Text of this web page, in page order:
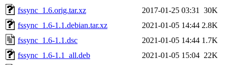
fssync_1.6.orig.tar.xz
2017-01-25 03:31
30K
fssync_1.6-1.1.debian.tar.xz
2021-01-05 14:44 2.8K
fssync_1.6-1.1.dsc
2021-01-05 14:44 1.7K
fssync_1.6-1.1_all.deb
2021-01-05 15:04 22K